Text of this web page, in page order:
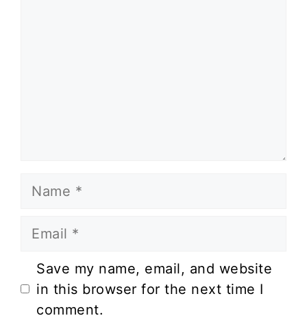
Name
Email
Website
Save my name, email, and website
in this browser for the next time I
comment.